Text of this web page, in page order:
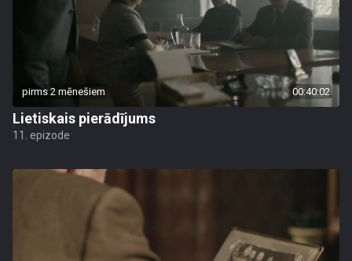
pirms 2 mēnešiem 00:40:02
Lietiskais pierādījums
11. epizode